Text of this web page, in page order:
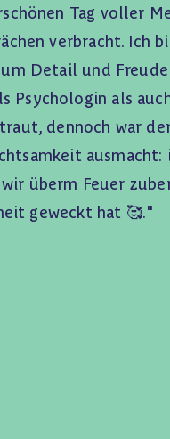
Tag voller
verbracht. Ich
Detail und
Psychologin als
dennoch war
überm Feuer
geweckt hat 🥰."